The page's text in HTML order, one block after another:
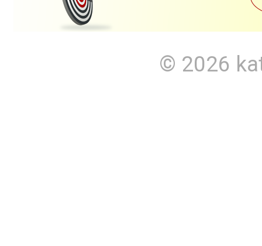
© 2026